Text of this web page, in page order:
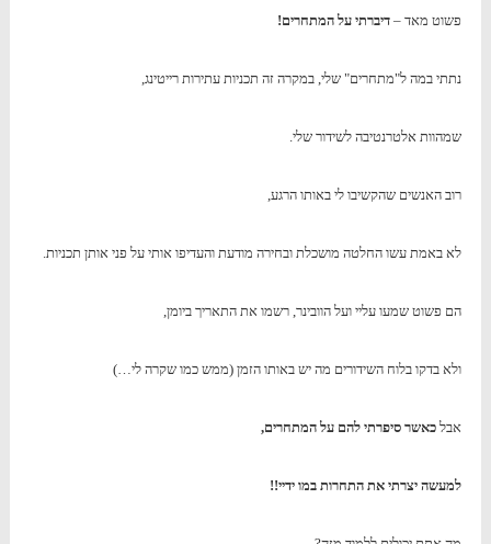
פשוט מאד –דיברתי על המתחרים!
נתתי במה ל"מתחרים" שלי, במקרה זה תכניות עתירות רייטינג,
שמהוות אלטרנטיבה לשידור שלי.
רוב האנשים שהקשיבו לי באותו הרגע,
לא באמת עשו החלטה מושכלת ובחירה מודעת והעדיפו אותי על פני אותן תכניות.
הם פשוט שמעו עליי ועל הוובינר, רשמו את התאריך ביומן,
ולא בדקו בלוח השידורים מה יש באותו הזמן (ממש כמו שקרה לי…)
אבלכאשר סיפרתי להם על המתחרים,
למעשה יצרתי את התחרות במו ידיי!!